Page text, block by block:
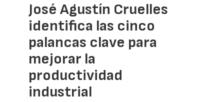
José Agustín Cruelles
identifica las cinco
palancas clave para
mejorar la
productividad
industrial